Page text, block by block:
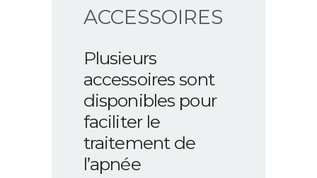
ACCESSOIRES
Plusieurs
accessoires sont
disponibles pour
faciliter le
traitement de
l’apnée